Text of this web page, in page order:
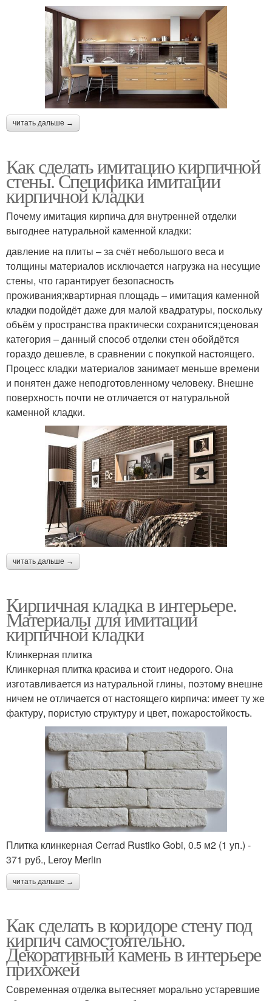
читать дальше →
Как сделать имитацию кирпичной
стены. Специфика имитации
кирпичной кладки
Почему имитация кирпича для внутренней отделки
выгоднее натуральной каменной кладки:
давление на плиты – за счёт небольшого веса и
толщины материалов исключается нагрузка на несущие
стены, что гарантирует безопасность
проживания;квартирная площадь – имитация каменной
кладки подойдёт даже для малой квадратуры, поскольку
объём у пространства практически сохранится;ценовая
категория – данный способ отделки стен обойдётся
гораздо дешевле, в сравнении с покупкой настоящего.
Процесс кладки материалов занимает меньше времени
и понятен даже неподготовленному человеку. Внешне
поверхность почти не отличается от натуральной
каменной кладки.
читать дальше →
Кирпичная кладка в интерьере.
Материалы для имитации
кирпичной кладки
Клинкерная плитка
Клинкерная плитка красива и стоит недорого. Она
изготавливается из натуральной глины, поэтому внешне
ничем не отличается от настоящего кирпича: имеет ту же
фактуру, пористую структуру и цвет, пожаростойкость.
Плитка клинкерная Cerrad Rustiko Gobi, 0.5 м2 (1 уп.) -
371 руб., Leroy Merlin
читать дальше →
Как сделать в коридоре стену под
кирпич самостоятельно.
Декоративный камень в интерьере
прихожей
Современная отделка вытесняет морально устаревшие